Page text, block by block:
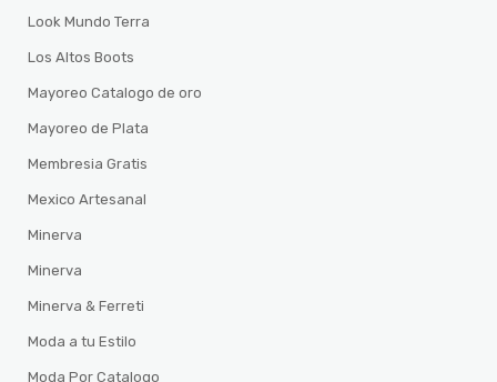
Look Mundo Terra
Los Altos Boots
Mayoreo Catalogo de oro
Mayoreo de Plata
Membresia Gratis
Mexico Artesanal
Minerva
Minerva
Minerva & Ferreti
Moda a tu Estilo
Moda Por Catalogo